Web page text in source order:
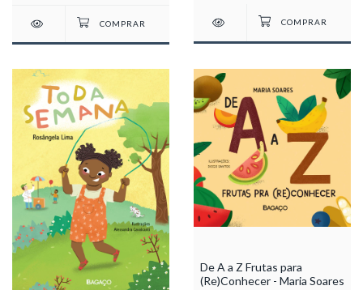
De A a Z Frutas para
(Re)Conhecer - Maria Soares